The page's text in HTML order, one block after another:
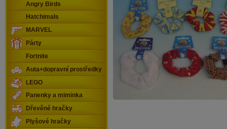
Angry Birds
Hatchimals
MARVEL
Párty
Fortnite
Auta+dopravní prostředky
LEGO
Panenky a miminka
Dřevěné hračky
Plyšové hračky